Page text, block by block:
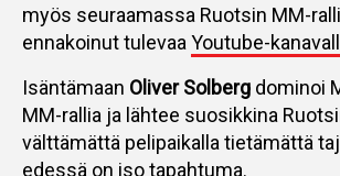
myös seuraamassa Ruotsin MM-
ennakoinut tulevaa Youtube-
Isäntämaan Oliver Solberg dominoi
MM-rallia ja lähtee suosikkina
välttämättä pelipaikalla tietämättä
edessä on iso tapahtuma.